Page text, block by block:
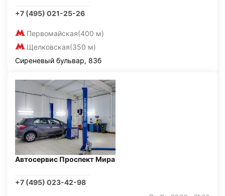
+7 (495) 021-25-26
Первомайская(400 м)
Щелковская(350 м)
Сиреневый бульвар, 83б
Автосервис Проспект Мира
+7 (495) 023-42-98